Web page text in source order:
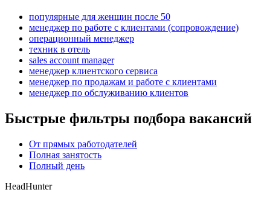
популярные для женщин после 50
менеджер по работе с клиентами (сопровождение)
операционный менеджер
техник в отель
sales account manager
менеджер клиентского сервиса
менеджер по продажам и работе с клиентами
менеджер по обслуживанию клиентов
Быстрые фильтры подбора вакансий
От прямых работодателей
Полная занятость
Полный день
HeadHunter